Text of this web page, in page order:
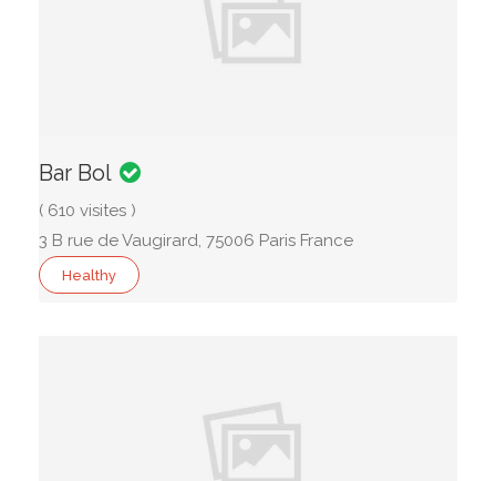
Bar Bol
( 610 visites )
3 B rue de Vaugirard, 75006 Paris France
Healthy